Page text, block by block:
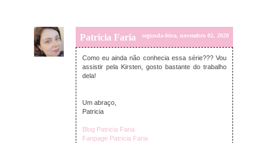
Patricia Faria segunda-feira, novembro 02, 2020
Como eu ainda não conhecia essa série??? Vou
assistir pela Kirsten, gosto bastante do trabalho
dela!
Um abraço,
Patricia
Blog Patricia Faria
Fanpage Patricia Faria